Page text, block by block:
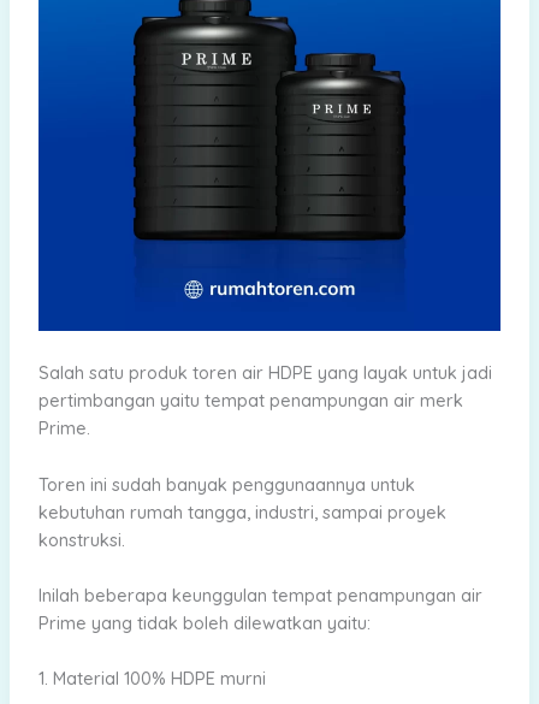
Salah satu produk toren air HDPE yang layak untuk jadi
pertimbangan yaitu tempat penampungan air merk
Prime.
Toren ini sudah banyak penggunaannya untuk
kebutuhan rumah tangga, industri, sampai proyek
konstruksi.
Inilah beberapa keunggulan tempat penampungan air
Prime yang tidak boleh dilewatkan yaitu:
1. Material 100% HDPE murni